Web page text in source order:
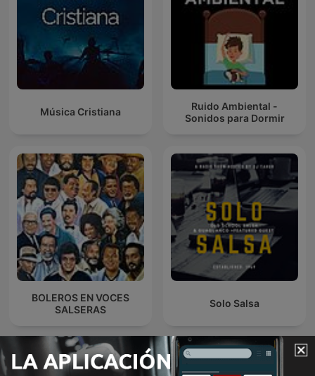
Música Cristiana
Ruido Ambiental -
Sonidos para Dormir
BOLEROS EN VOCES
SALSERAS
Solo Salsa